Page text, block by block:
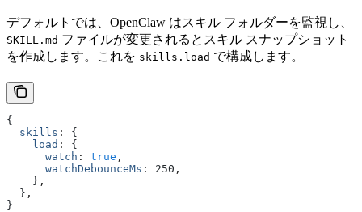
デフォルトでは、OpenClaw はスキル フォルダーを監視し、
SKILL.md ファイルが変更されるとスキル スナップショット
を作成します。これを skills.load で構成します。
{
  skills
:
{
    load
:
{
      watch
: true ,
      watchDebounceMs
: 250 ,
    }
,
  }
,
}